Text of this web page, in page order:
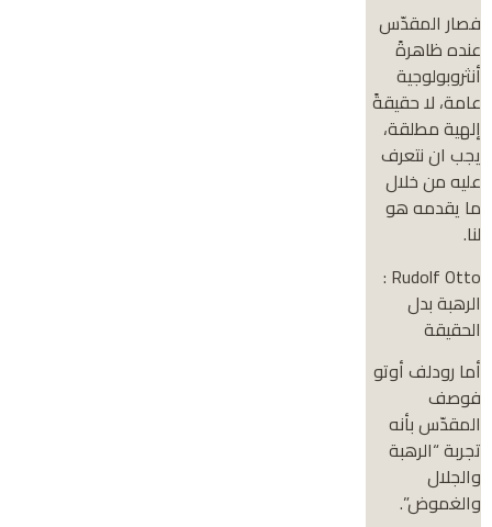
فصار المقدّس
عنده ظاهرةً
أنثروبولوجية
عامة، لا حقيقةً
إلهية مطلقة،
يجب ان نتعرف
عليه من خلال
ما يقدمه هو
لنا.
Rudolf Otto :
الرهبة بدل
الحقيقة
أما رودلف أوتو
فوصف
المقدّس بأنه
تجربة “الرهبة
والجلال
والغموض”.